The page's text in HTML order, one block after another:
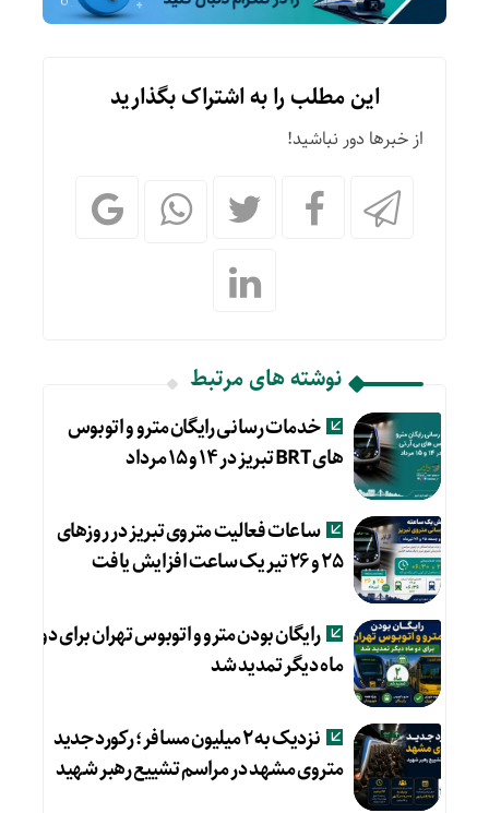
این مطلب را به اشتراک بگذارید
از خبرها دور نباشید!
نوشته های مرتبط
خدمات رسانی رایگان مترو و اتوبوس
های BRT تبریز در ۱۴ و ۱۵ مرداد
ساعات فعالیت متروی تبریز در روزهای
۲۵ و ۲۶ تیر یک ساعت افزایش یافت
رایگان بودن مترو و اتوبوس تهران برای دو
ماه دیگر تمدید شد
نزدیک به ۲ میلیون مسافر؛ رکورد جدید
متروی مشهد در مراسم تشییع رهبر شهید